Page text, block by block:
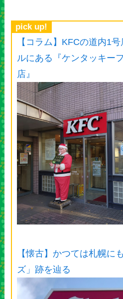
pick up!
【コラム】KFCの道内1
ルにある『ケンタッキー
店』
【懐古】かつては札幌に
ズ」跡を辿る